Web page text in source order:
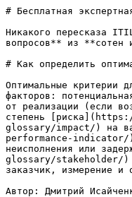
# Бесплатная
Никакого пересказа
вопросов** из **сотен
# Как определить
Оптимальные
факторов:
от реализации (если
степень
glossary/impact/) на
performance-indicator/
неисполнения или
glossary/stakeholder/)
заказчик, измерение и
Автор: Дмитрий